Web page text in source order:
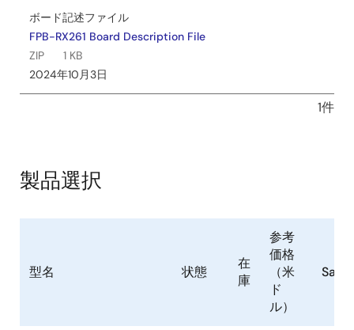
ボード記述ファイル
FPB-RX261 Board Description File
ZIP
1 KB
2024年10月3日
1件
製品選択
型名 状態
在
庫
参考
価格
（米
ド
ル）